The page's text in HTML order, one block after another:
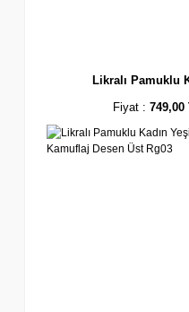
Likralı Pamuklu
Fiyat :749,00